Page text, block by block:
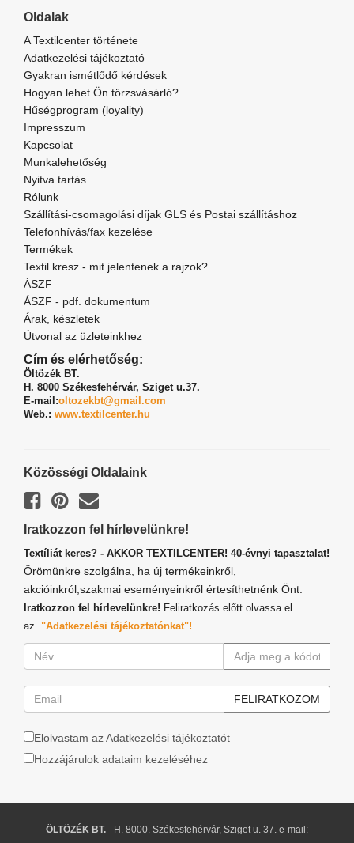
Oldalak
A Textilcenter története
Adatkezelési tájékoztató
Gyakran ismétlődő kérdések
Hogyan lehet Ön törzsvásárló?
Hűségprogram (loyality)
Impresszum
Kapcsolat
Munkalehetőség
Nyitva tartás
Rólunk
Szállítási-csomagolási díjak GLS és Postai szállításhoz
Telefonhívás/fax kezelése
Termékek
Textil kresz - mit jelentenek a rajzok?
ÁSZF
ÁSZF - pdf. dokumentum
Árak, készletek
Útvonal az üzleteinkhez
Cím és elérhetőség:
Öltözék BT.
H. 8000 Székesfehérvár, Sziget u.37.
E-mail:oltozekbt@gmail.com
Web.: www.textilcenter.hu
Közösségi Oldalaink
Iratkozzon fel hírlevelünkre!
Textíliát keres? - AKKOR TEXTILCENTER! 40-évnyi tapasztalat!
Örömünkre szolgálna, ha új termékeinkről,
akcióinkról,szakmai eseményeinkről értesíthetnénk Önt.
Iratkozzon fel hírlevelünkre! Feliratkozás előtt olvassa el
az "Adatkezelési tájékoztatónkat"!
Elolvastam az Adatkezelési tájékoztatót
Hozzájárulok adataim kezeléséhez
ÖLTÖZÉK BT. - H. 8000. Székesfehérvár, Sziget u. 37. e-mail: